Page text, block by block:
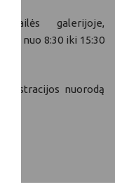
dailės galerijoje,
nuo 8:30 iki 15:30
nuorodą